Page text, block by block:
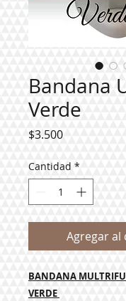
Bandana
Verde
$3.500Precio
Cantidad *
Agregar al
BANDANA
VERDE